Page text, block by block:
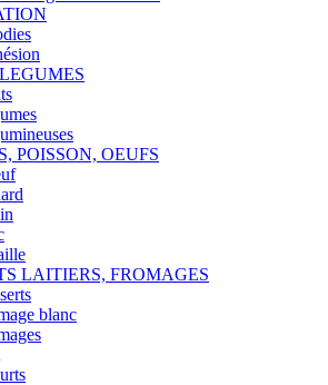
POISSON, OEUFS
LAITIERS, FROMAGES
blanc